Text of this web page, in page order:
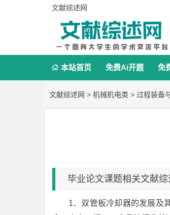
文献综述网
 本站首页 免费Ai开题 免
文献综述网 > 机械机电类 > 过程装备
毕业论文课题相关文献综
1．双管板冷却器的发展及